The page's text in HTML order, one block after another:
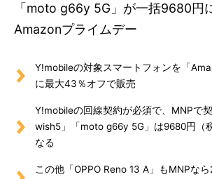
「moto g66y 5G」が一括9680円
Amazonプライムデー
Y!mobileの対象スマートフォンを「
に最大43％オフで販売
Y!mobileの回線契約が必須で、MNPで
wish5」「moto g66y 5G」は9680円（
なる
この他「OPPO Reno 13 A」もMNPな